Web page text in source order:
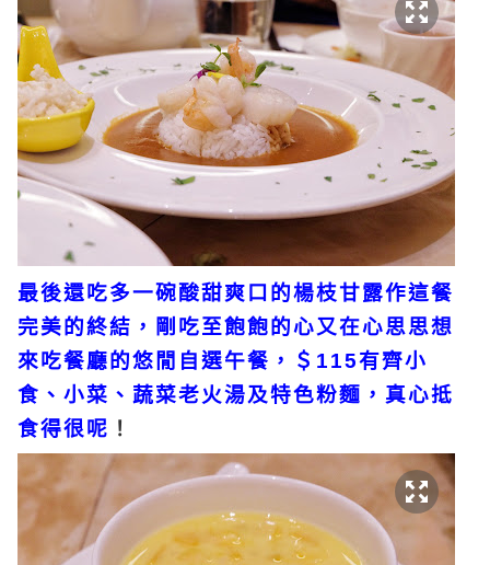
最後還吃多一碗酸甜爽口的楊枝甘露作這餐
完美的終結，剛吃至飽飽的心又在心思思想
來吃餐廳的悠閒自選午餐，＄115有齊小
食、小菜、蔬菜老火湯及特色粉麵，真心抵
食得很呢 ！